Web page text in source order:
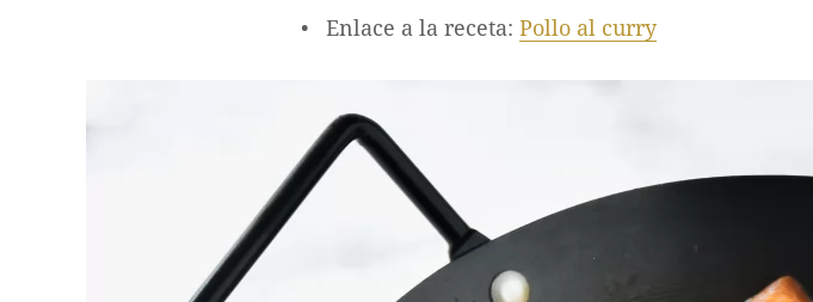
Enlace a la receta: Pollo al curry